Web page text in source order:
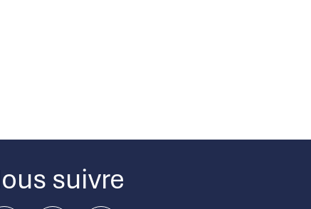
Nous suivre